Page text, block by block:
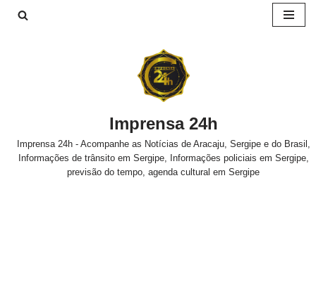
Imprensa 24h
Imprensa 24h - Acompanhe as Notícias de Aracaju, Sergipe e do Brasil,
Informações de trânsito em Sergipe, Informações policiais em Sergipe,
previsão do tempo, agenda cultural em Sergipe